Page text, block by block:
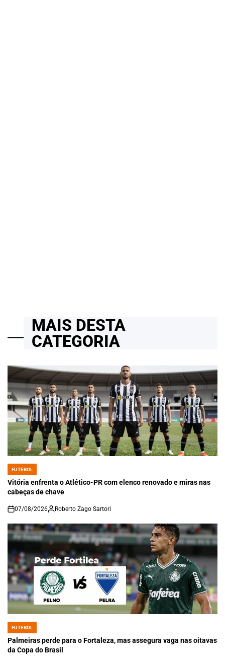
MAIS DESTA
CATEGORIA
POSTED
IN
FUTEBOL
Vitória enfrenta o Atlético-PR com elenco renovado e miras nas
cabeças de chave
on
07/08/2026 Roberto Zago Sartori
POSTED
IN
FUTEBOL
Palmeiras perde para o Fortaleza, mas assegura vaga nas oitavas
da Copa do Brasil